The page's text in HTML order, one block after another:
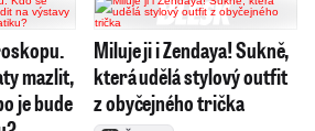
mazlit,
je bude
Miluje ji i Zendaya! Sukně,
která udělá stylový outfit
z obyčejného trička